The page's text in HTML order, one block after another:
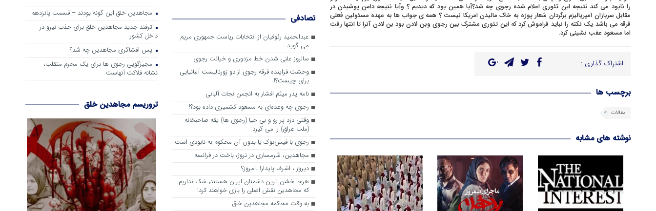
را نابود می کند نتیجه این تئوری اعلام شده رجوی چه شد؟آیا همین بود که دیدیم ؟ وآیا نتیجه دامن پوشیدن در
مقابل سربازان امپریالیزم برگردان شعار پوزه به خاک مالیدن امریکا نیست ؟ همه ی جواب ها به عهده مسئولین فعلی
فرقه می باشد یک نکته را نباید فراموش کرد که این تئوری مشترک بین رجوی وبن لادن بود بن لادن آنرا تا انتها رفت
اما مسعود عقب نشینی کرد.
اشتراک گذاری :
برچسب ها
مقالات
نوشته های مشابه
تصادفی
عبدالحمید رئوفیان از انتخابات ریاست جمهوری مریم
می گوید
سالروز علنی شدن خط مزدوری و خیانت رجوی
وحشت فزاینده فرقه رجوی از دو ژورنالیست آلبانیایی
برای چیست؟!
نامه پدر میثم افشار به انجمن نجات آلبانی
رجوی چه وعده‌ای به مسعود کشمیری داده بود؟!
وقتی دزد پر رو و بی حیا (رجوی ها) یقه صاحبخانه
(ملت عراق) را می گیرد
رجوی با فیس‌بوک یا بدون آن محکوم به نابودی است
مجاهدین، شرم‎ساری در نروژ، باخت در فرانسه
ديروز ، اشرف پايدار!…امروز؟
هرجا خشن ترین دشمنان ایران هستند٬ شک نداریم
که مجاهدین نقش اصلی را بازی خواهند کرد!
به وقت محاکمه مجاهدین خلق
مجاهدین خلق این گونه بودند – قسمت پانزدهم
ترفند جدید مجاهدین خلق برای جذب نیرو در
داخل کشور
پس افشاگری مجاهدین چه شد؟
مجیزگویی رجوی ها برای یک مجرم متقلب،
نشانه فلاکت آنهاست
تروریسم مجاهدین خلق